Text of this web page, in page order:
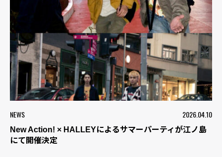
NEWS 2026.04.10
New Action! × HALLEYによるサマーパーティが江ノ島
にて開催決定